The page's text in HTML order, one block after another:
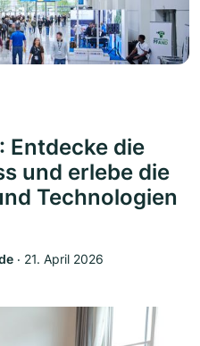
Entdecke die
und erlebe die
Technologien
‧ 21. April 2026